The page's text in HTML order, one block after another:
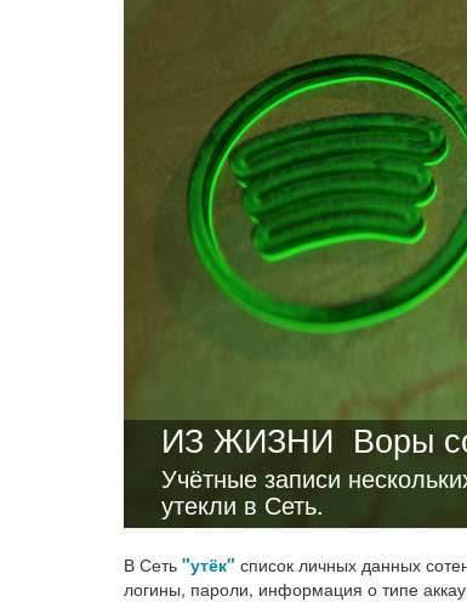
ИЗ ЖИЗНИ Воры
Учётные записи
утекли в Сеть.
В Сеть "утёк" список личных данных
логины, пароли, информация о типе